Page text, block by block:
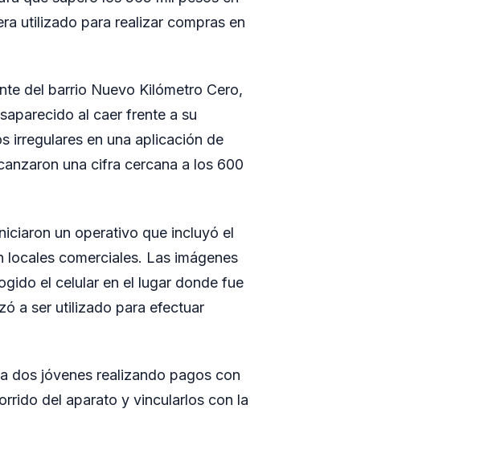
utilizado para realizar compras en
del barrio Nuevo Kilómetro Cero,
al caer frente a su
irregulares en una aplicación de
una cifra cercana a los 600
un operativo que incluyó el
comerciales. Las imágenes
el celular en el lugar donde fue
a ser utilizado para efectuar
dos jóvenes realizando pagos con
del aparato y vincularlos con la